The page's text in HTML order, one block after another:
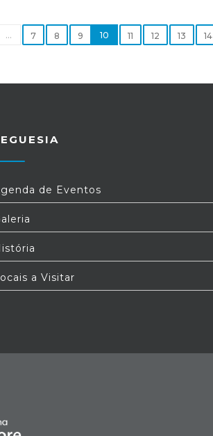
Consultoria 918 200 515.
... 7 8 9 10 11 12 13 14
de Eventos
a Visitar